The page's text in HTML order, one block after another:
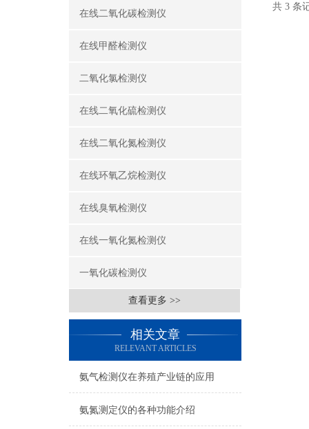
在线二氧化碳检测仪
在线甲醛检测仪
二氧化氯检测仪
在线二氧化硫检测仪
在线二氧化氮检测仪
在线环氧乙烷检测仪
在线臭氧检测仪
在线一氧化氮检测仪
一氧化碳检测仪
查看更多 >>
相关文章
RELEVANT ARTICLES
氨气检测仪在养殖产业链的应用
氨氮测定仪的各种功能介绍
共 3 条